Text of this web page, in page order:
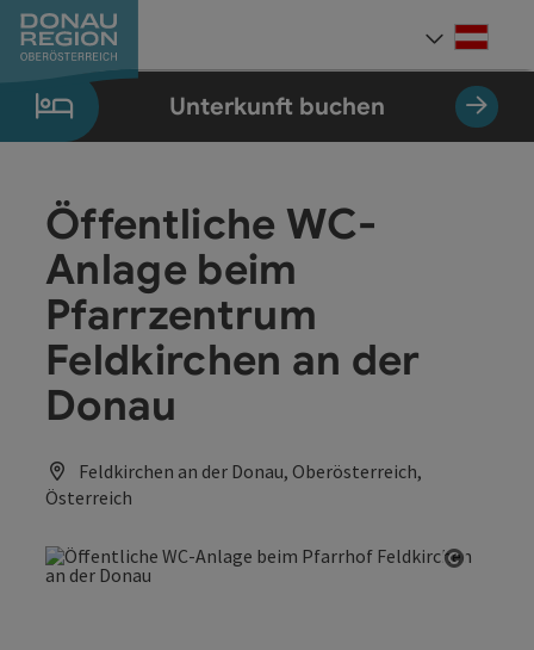
Zum Inhalt
Zur Navigation
Zum Seitenanfang
Zur Kontaktseite
Zum Impressum
Zur Startseite
Unterkunft buchen
Öffentliche WC-
Anlage beim
Pfarrzentrum
Feldkirchen an der
Donau
Feldkirchen an der Donau, Oberösterreich,
Österreich